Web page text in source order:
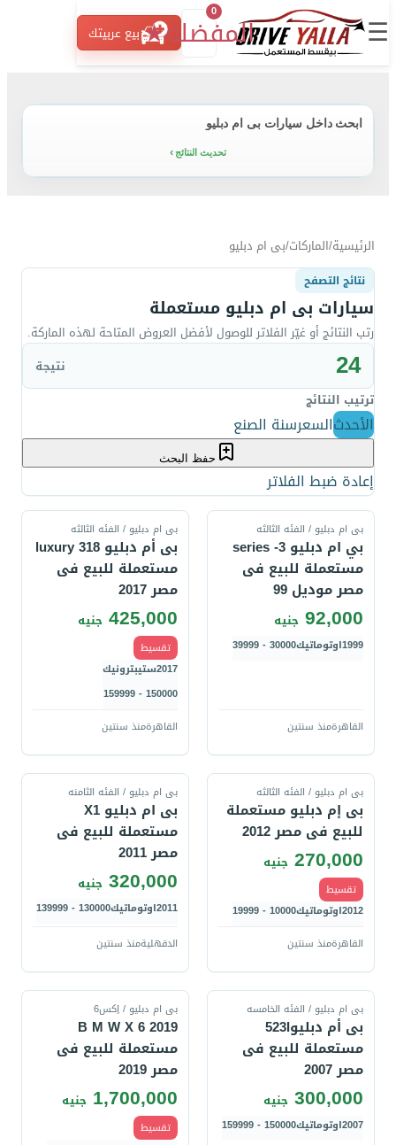
☰ المفضلة
0
★ بيع عربيتك
ابحث داخل سيارات بى ام دبليو
تحديث النتائج
الرئيسية/الماركات/بى ام دبليو
نتائج التصفح
سيارات بى ام دبليو مستعملة
رتب النتائج أو غيّر الفلاتر للوصول لأفضل العروض المتاحة لهذه الماركة.
24
نتيجة
ترتيب النتائج
الأحدثالسعرسنة الصنع
حفظ البحث
إعادة ضبط الفلاتر
بى ام دبليو / الفئه الثالثه
بي ام دبليو 3- series
مستعملة للبيع فى
مصر موديل 99
92,000 جنيه
1999اوتوماتيك30000 - 39999
القاهرةمنذ سنتين
بى ام دبليو / الفئه الثالثه
بى أم دبليو 318 luxury
مستعملة للبيع فى
مصر 2017
425,000 جنيه
تقسيط
2017ستيبترونيك
150000 - 159999
القاهرةمنذ سنتين
بى ام دبليو / الفئه الثالثه
بى إم دبليو مستعملة
للبيع فى مصر 2012
270,000 جنيه
تقسيط
2012اوتوماتيك10000 - 19999
القاهرةمنذ سنتين
بى ام دبليو / الفئه الثامنه
بى ام دبليو X1
مستعملة للبيع فى
مصر 2011
320,000 جنيه
2011اوتوماتيك130000 - 139999
الدقهليةمنذ سنتين
بى ام دبليو / الفئه الخامسه
بى أم دبليو523I
مستعملة للبيع فى
مصر 2007
300,000 جنيه
2007اوتوماتيك150000 - 159999
بى ام دبليو / اِكس6
B M W X 6 2019
مستعملة للبيع فى
مصر 2019
1,700,000 جنيه
تقسيط